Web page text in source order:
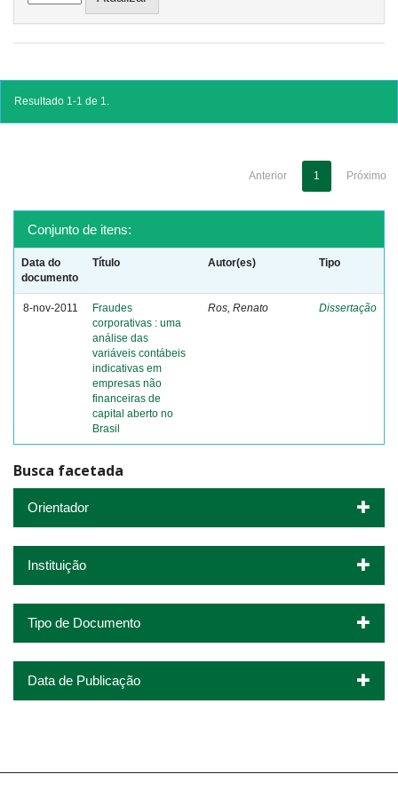
Resultado 1-1 de 1.
Anterior 1 Próximo
Conjunto de itens:
Data do
documento
Título Autor(es) Tipo
8-nov-2011
Fraudes
corporativas : uma
análise das
variáveis contábeis
indicativas em
empresas não
financeiras de
capital aberto no
Brasil
Ros, Renato Dissertação
Busca facetada
Orientador
Instituição
Tipo de Documento
Data de Publicação